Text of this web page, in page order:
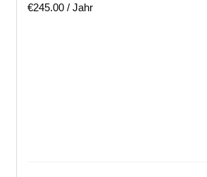
€245.00 / Jahr